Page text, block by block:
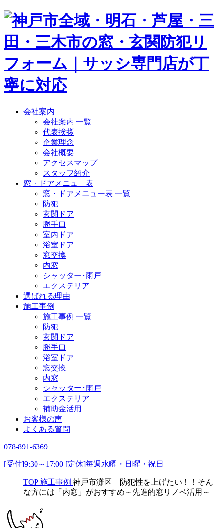
会社案内
会社案内 一覧
代表挨拶
企業理念
会社概要
アクセスマップ
スタッフ紹介
窓・ドアメニュー表
窓・ドアメニュー表 一覧
防犯
玄関ドア
勝手口
室内ドア
浴室ドア
窓交換
内窓
シャッター･雨戸
エクステリア
選ばれる理由
施工事例
施工事例 一覧
防犯
玄関ドア
勝手口
浴室ドア
窓交換
内窓
シャッター･雨戸
エクステリア
補助金活用
お客様の声
よくある質問
078-891-6369
[受付]9:30～17:00 [定休]毎週水曜・日曜・祝日
TOP 施工事例 神戸市灘区 防犯性を上げたい！！そん
な方には「内窓」がおすすめ～先進的窓リノベ活用～